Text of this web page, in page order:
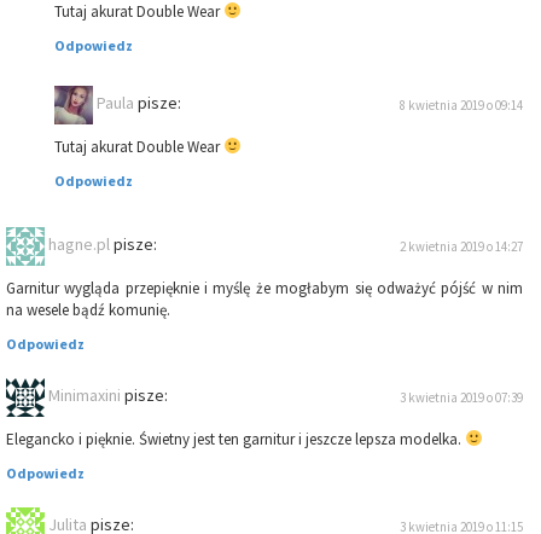
Tutaj akurat Double Wear
Odpowiedz
Paula pisze: 8 kwietnia 2019 o 09:14
Tutaj akurat Double Wear
Odpowiedz
hagne.plpisze: 2 kwietnia 2019 o 14:27
Garnitur wygląda przepięknie i myślę że mogłabym się odważyć pójść w nim
na wesele bądź komunię.
Odpowiedz
Minimaxini pisze: 3 kwietnia 2019 o 07:39
Elegancko i pięknie. Świetny jest ten garnitur i jeszcze lepsza modelka.
Odpowiedz
Julita pisze: 3 kwietnia 2019 o 11:15